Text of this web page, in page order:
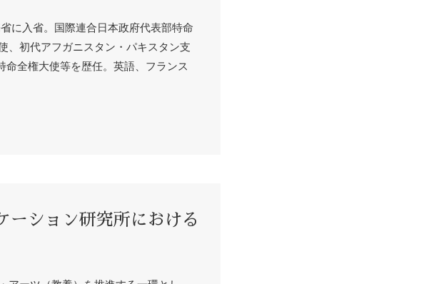
に入省。国際連合日本政府代表部特命
、初代アフガニスタン・パキスタン支
全権大使等を歴任。英語、フランス
ーション研究所における